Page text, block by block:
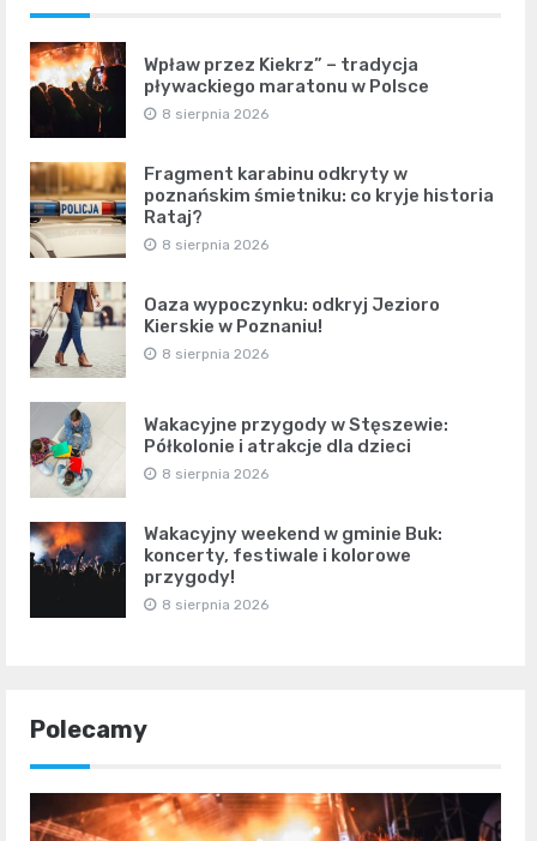
Wpław przez Kiekrz” – tradycja
pływackiego maratonu w Polsce
8 sierpnia 2026
Fragment karabinu odkryty w
poznańskim śmietniku: co kryje historia
Rataj?
8 sierpnia 2026
Oaza wypoczynku: odkryj Jezioro
Kierskie w Poznaniu!
8 sierpnia 2026
Wakacyjne przygody w Stęszewie:
Półkolonie i atrakcje dla dzieci
8 sierpnia 2026
Wakacyjny weekend w gminie Buk:
koncerty, festiwale i kolorowe
przygody!
8 sierpnia 2026
Polecamy